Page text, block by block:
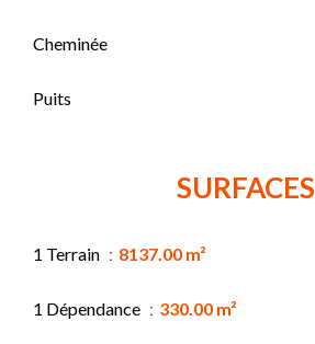
Cheminée
Puits
SURFACES
1 Terrain 8137.00 m²
1 Dépendance 330.00 m²